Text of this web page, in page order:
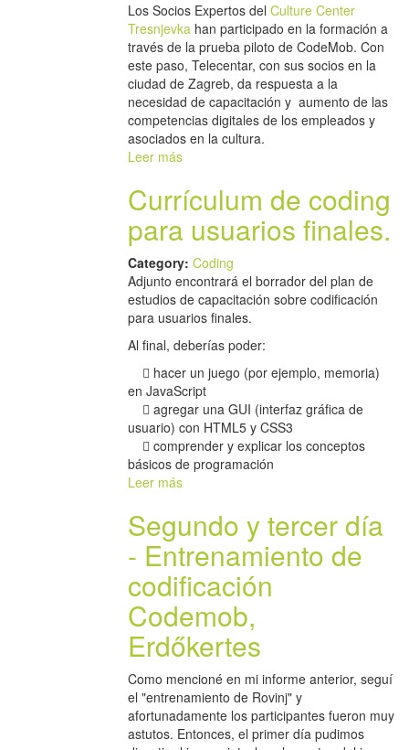
Los Socios Expertos delCulture Center
Tresnjevka han participado en la formación a
través de la prueba piloto de CodeMob. Con
este paso, Telecentar, con sus socios en la
ciudad de Zagreb, da respuesta a la
necesidad de capacitación y aumento de las
competencias digitales de los empleados y
asociados en la cultura.
Leer más
Currículum de coding
para usuarios finales.
Category:Coding
Adjunto encontrará el borrador del plan de
estudios de capacitación sobre codificación
para usuarios finales.
Al final, deberías poder:
 hacer un juego (por ejemplo, memoria)
en JavaScript
 agregar una GUI (interfaz gráfica de
usuario) con HTML5 y CSS3
 comprender y explicar los conceptos
básicos de programación
Leer más
Segundo y tercer día
- Entrenamiento de
codificación
Codemob,
Erdőkertes
Como mencioné en mi informe anterior, seguí
el "entrenamiento de Rovinj" y
afortunadamente los participantes fueron muy
astutos. Entonces, el primer día pudimos